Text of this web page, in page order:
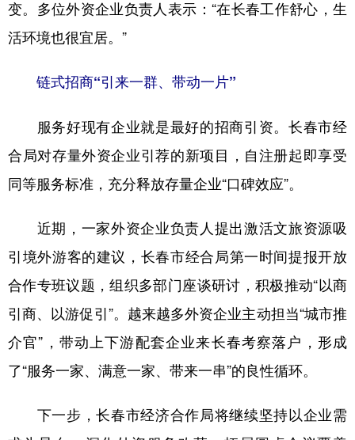
变。多位外资企业负责人表示：“在长春工作舒心，生
活环境也很宜居。”
链式招商“引来一群、带动一片”
服务好现有企业就是最好的招商引资。长春市经
合局对存量外资企业引荐的新项目，自注册起即享受
同等服务标准，充分释放存量企业“口碑效应”。
近期，一家外资企业负责人提出激活文旅资源吸
引境外游客的建议，长春市经合局第一时间提报开放
合作专班议题，组织多部门座谈研讨，积极推动“以商
引商、以游促引”。越来越多外资企业主动担当“城市推
介官”，带动上下游配套企业来长春考察落户，形成
了“服务一家、满意一家、带来一串”的良性循环。
下一步，长春市经济合作局将继续坚持以企业需